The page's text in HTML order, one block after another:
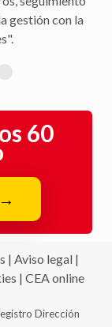
gestión con la
60
→
| Aviso legal |
| CEA online
Dirección